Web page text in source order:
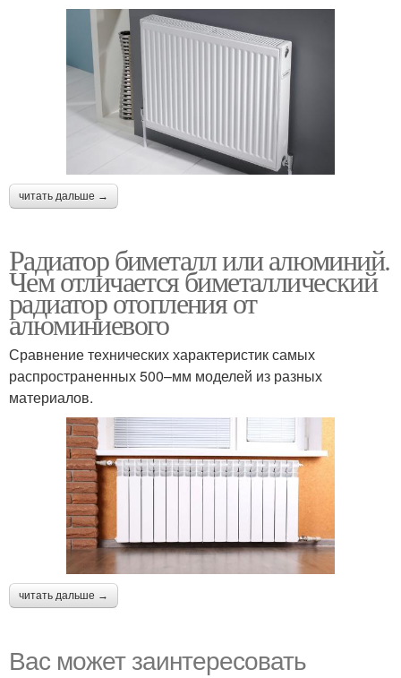
читать дальше →
Радиатор биметалл или алюминий.
Чем отличается биметаллический
радиатор отопления от
алюминиевого
Сравнение технических характеристик самых
распространенных 500–мм моделей из разных
материалов.
читать дальше →
Вас может заинтересовать